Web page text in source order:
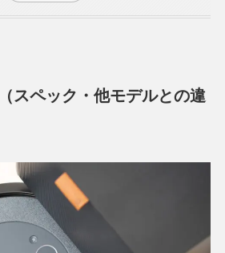
スペック・他モデルとの違